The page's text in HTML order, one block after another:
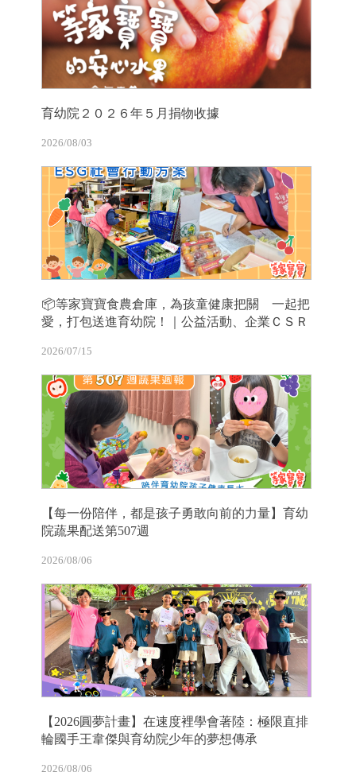
育幼院２０２６年５月捐物收據
2026/08/03
📦等家寶寶食農倉庫，為孩童健康把關 一起把
愛，打包送進育幼院！｜公益活動、企業ＣＳＲ
2026/07/15
【每一份陪伴，都是孩子勇敢向前的力量】育幼
院蔬果配送第507週
2026/08/06
【2026圓夢計畫】在速度裡學會著陸：極限直排
輪國手王韋傑與育幼院少年的夢想傳承
2026/08/06